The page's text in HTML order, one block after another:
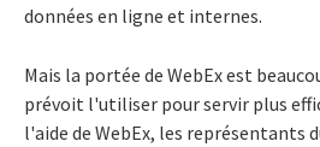
données en ligne et internes.
Mais la portée de WebEx est
prévoit l'utiliser pour servir plus
l'aide de WebEx, les représentants